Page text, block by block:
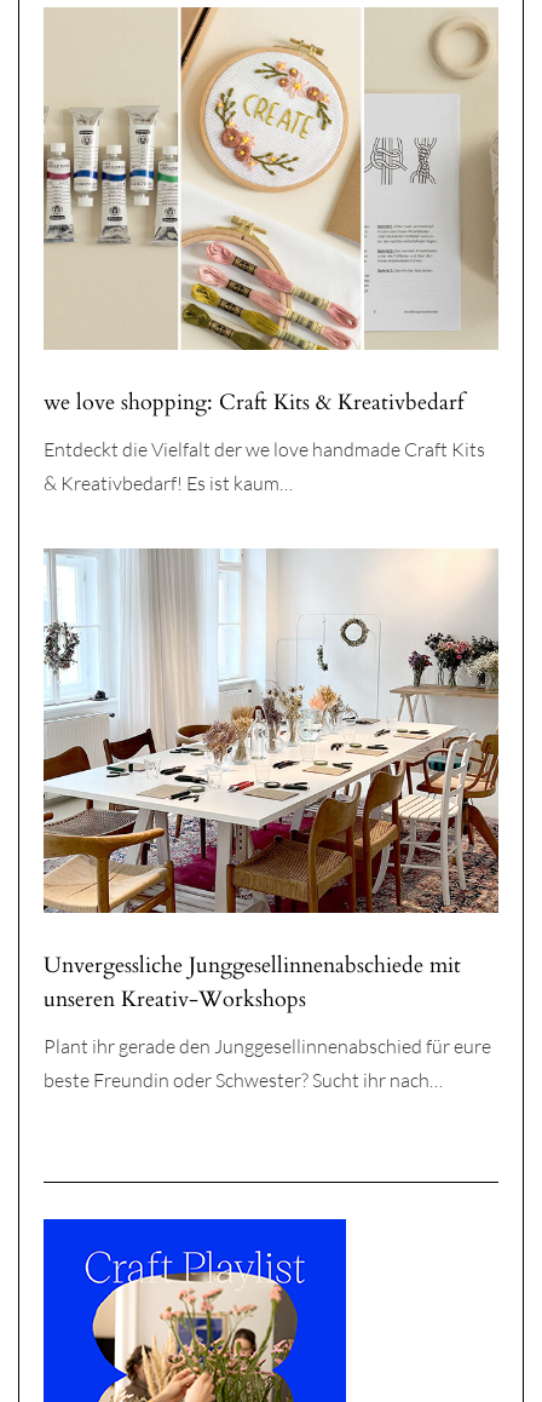
we love shopping: Craft Kits & Kreativbedarf
Entdeckt die Vielfalt der we love handmade Craft Kits
& Kreativbedarf! Es ist kaum…
Unvergessliche Junggesellinnenabschiede mit
unseren Kreativ-Workshops
Plant ihr gerade den Junggesellinnenabschied für eure
beste Freundin oder Schwester? Sucht ihr nach…